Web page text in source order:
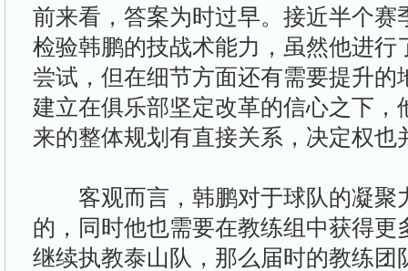
前来看，答案为时过早。接近半个赛
检验韩鹏的技战术能力，虽然他进行
尝试，但在细节方面还有需要提升的
建立在俱乐部坚定改革的信心之下，
来的整体规划有直接关系，决定权也
客观而言，韩鹏对于球队的凝聚
的，同时他也需要在教练组中获得更
继续执教泰山队，那么届时的教练团